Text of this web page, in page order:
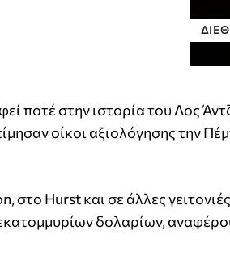
ποτέ στην ιστορία του Λος
οίκοι αξιολόγησης την
Hurst και σε άλλες
δολαρίων,